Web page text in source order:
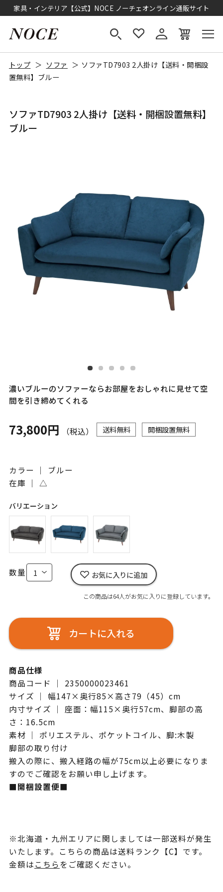
家具・インテリア【公式】NOCE ノーチェオンライン通販サイト
トップ ソファ
ソファTD7903 2人掛け【送料・開梱設
置無料】ブルー
ソファTD7903 2人掛け【送料・開梱設置無料】
ブルー
濃いブルーのソファーならお部屋をおしゃれに見せて空
間を引き締めてくれる
73,800円 （税込） 送料無料 開梱設置無料
カラー ｜ ブルー
在庫 ｜ △
バリエーション
数量 お気に入りに追加
この商品は64人がお気に入りに登録しています。
カートに入れる
商品仕様
商品コード ｜ 2350000023461
サイズ ｜ 幅147×奥行85×高さ79（45）cm
内寸サイズ ｜ 座面：幅115×奥行57cm、脚部の高
さ：16.5cm
素材 ｜ ポリエステル、ポケットコイル、脚:木製
脚部の取り付け
搬入の際に、搬入経路の幅が75cm以上必要になりま
すのでご確認をお願い申し上げます。
■開梱設置便■
※北海道・九州エリアに関しましては一部送料が発生
いたします。こちらの商品は送料ランク【C】です。
金額はこちらをご確認ください。